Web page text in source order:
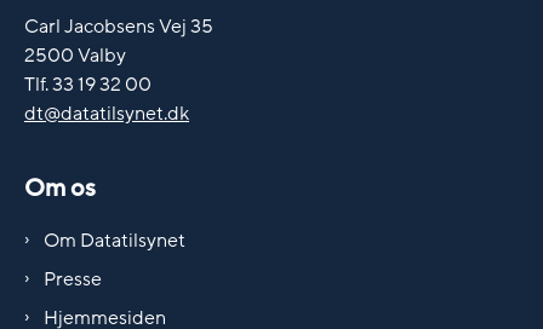
Carl Jacobsens Vej 35
2500 Valby
Tlf. 33 19 32 00
dt@datatilsynet.dk
Om os
Om Datatilsynet
Presse
Hjemmesiden